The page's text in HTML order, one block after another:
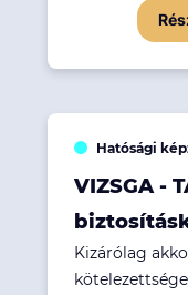
Hatósági
VIZSGA -
Kizárólag